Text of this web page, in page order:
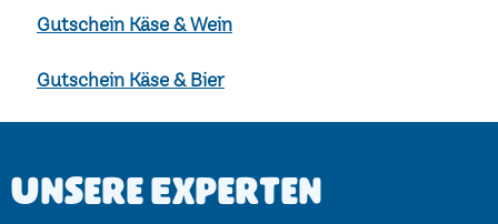
Gutschein Käse & Wein
Gutschein Käse & Bier
Unsere Experten